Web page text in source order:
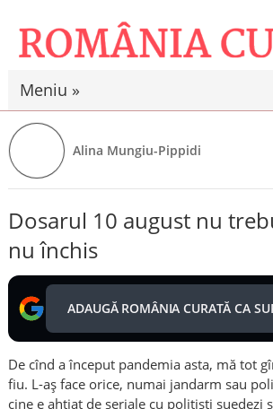
Meniu »
Alina Mungiu-Pippidi
Dosarul 10 august nu
nu închis
ADAUGĂ ROMÂNIA CURATĂ CA
De cînd a început pandemia asta, mă tot
fiu. L-aș face orice, numai jandarm sau
cine e ahtiat de seriale cu polițiști suedezi